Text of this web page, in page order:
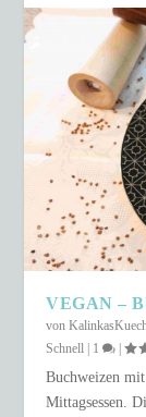
VEGAN –
von
Schnell | 1 |
Buchweizen mit
Mittagsessen.